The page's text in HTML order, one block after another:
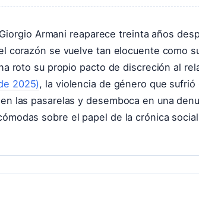
Armani reaparece treinta años
corazón se vuelve tan elocuente como
roto su propio pacto de discreción al
2025), la violencia de género que sufrió
las pasarelas y desemboca en una
sobre el papel de la crónica social